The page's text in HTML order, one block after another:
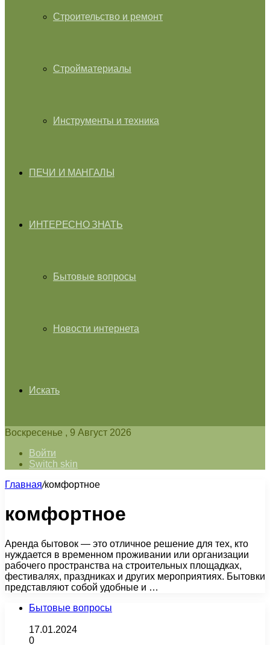
Строительство и ремонт
Стройматериалы
Инструменты и техника
ПЕЧИ И МАНГАЛЫ
ИНТЕРЕСНО ЗНАТЬ
Бытовые вопросы
Новости интернета
Искать
Воскресенье , 9 Август 2026
Войти
Switch skin
Главная/комфортное
комфортное
Аренда бытовок — это отличное решение для тех, кто
нуждается в временном проживании или организации
рабочего пространства на строительных площадках,
фестивалях, праздниках и других мероприятиях. Бытовки
представляют собой удобные и …
Бытовые вопросы
17.01.2024
0